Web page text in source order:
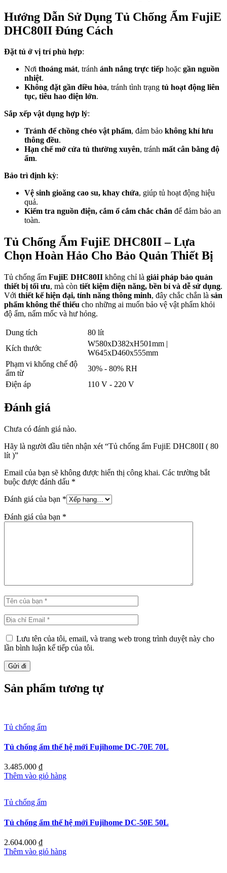
Hướng Dẫn Sử Dụng Tủ Chống Ẩm FujiE
DHC80II Đúng Cách
Đặt tủ ở vị trí phù hợp:
Nơi thoáng mát, tránh ánh nắng trực tiếp hoặc gần nguồn
nhiệt.
Không đặt gần điều hòa, tránh tình trạng tủ hoạt động liên
tục, tiêu hao điện lớn.
Sắp xếp vật dụng hợp lý:
Tránh để chồng chéo vật phẩm, đảm bảo không khí lưu
thông đều.
Hạn chế mở cửa tủ thường xuyên, tránh mất cân bằng độ
ẩm.
Bảo trì định kỳ:
Vệ sinh gioăng cao su, khay chứa, giúp tủ hoạt động hiệu
quả.
Kiểm tra nguồn điện, cắm ổ cắm chắc chắn để đảm bảo an
toàn.
Tủ Chống Ẩm FujiE DHC80II – Lựa
Chọn Hoàn Hảo Cho Bảo Quản Thiết Bị
Tủ chống ẩm FujiE DHC80II không chỉ là giải pháp bảo quản
thiết bị tối ưu, mà còn tiết kiệm điện năng, bền bỉ và dễ sử dụng.
Với thiết kế hiện đại, tính năng thông minh, đây chắc chắn là sản
phẩm không thể thiếu cho những ai muốn bảo vệ vật phẩm khỏi
độ ẩm, nấm mốc và hư hỏng.
Dung tích
80 lít
Kích thước
W580xD382xH501mm |
W645xD460x555mm
Phạm vi khống chế độ
ẩm từ
30% - 80% RH
Điện áp
110 V - 220 V
Đánh giá
Chưa có đánh giá nào.
Hãy là người đầu tiên nhận xét “Tủ chống ẩm FujiE DHC80II ( 80
lít )”
Email của bạn sẽ không được hiển thị công khai. Các trường bắt
buộc được đánh dấu *
Đánh giá của bạn *
Đánh giá của bạn *
Lưu tên của tôi, email, và trang web trong trình duyệt này cho
lần bình luận kế tiếp của tôi.
Sản phẩm tương tự
Tủ chống ẩm
Tủ chống ẩm thế hệ mới Fujihome DC-70E 70L
3.485.000 ₫
Thêm vào giỏ hàng
Tủ chống ẩm
Tủ chống ẩm thế hệ mới Fujihome DC-50E 50L
2.604.000 ₫
Thêm vào giỏ hàng